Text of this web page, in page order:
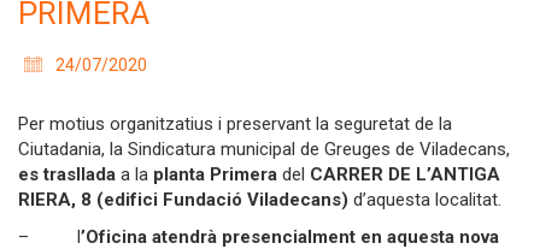
PRIMERA
24/07/2020
Per motius organitzatius i preservant la seguretat de la
Ciutadania, la Sindicatura municipal de Greuges de Viladecans,
es trasllada a la planta Primera del CARRER DE L’ANTIGA
RIERA, 8 (edifici Fundació Viladecans) d’aquesta localitat.
– l’Oficina atendrà presencialment en aquesta nova